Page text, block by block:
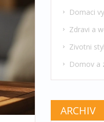
Domaci
Zdravi a
Zivotni styl
Domov a
ARCHIV